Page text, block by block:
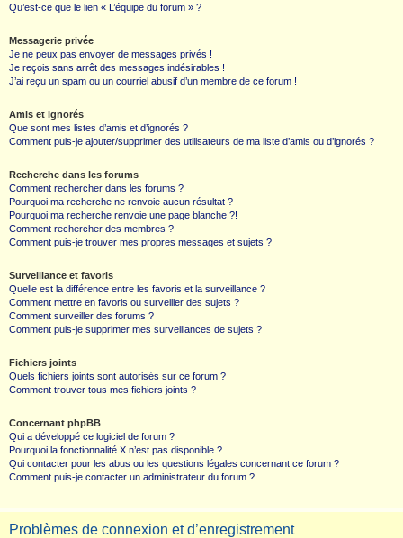
Qu’est-ce que le lien « L’équipe du forum » ?
Messagerie privée
Je ne peux pas envoyer de messages privés !
Je reçois sans arrêt des messages indésirables !
J’ai reçu un spam ou un courriel abusif d’un membre de ce forum !
Amis et ignorés
Que sont mes listes d’amis et d’ignorés ?
Comment puis-je ajouter/supprimer des utilisateurs de ma liste d’amis ou d’ignorés ?
Recherche dans les forums
Comment rechercher dans les forums ?
Pourquoi ma recherche ne renvoie aucun résultat ?
Pourquoi ma recherche renvoie une page blanche ?!
Comment rechercher des membres ?
Comment puis-je trouver mes propres messages et sujets ?
Surveillance et favoris
Quelle est la différence entre les favoris et la surveillance ?
Comment mettre en favoris ou surveiller des sujets ?
Comment surveiller des forums ?
Comment puis-je supprimer mes surveillances de sujets ?
Fichiers joints
Quels fichiers joints sont autorisés sur ce forum ?
Comment trouver tous mes fichiers joints ?
Concernant phpBB
Qui a développé ce logiciel de forum ?
Pourquoi la fonctionnalité X n’est pas disponible ?
Qui contacter pour les abus ou les questions légales concernant ce forum ?
Comment puis-je contacter un administrateur du forum ?
Problèmes de connexion et d’enregistrement